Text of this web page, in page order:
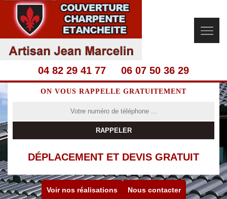
04 82 29 41 77 06 07 50 36 29
ON VOUS RAPPELLE GRATUITEMENT
DÉPLACEMENT ET DEVIS GRATUIT
Voir nos réalisations Nous contacter